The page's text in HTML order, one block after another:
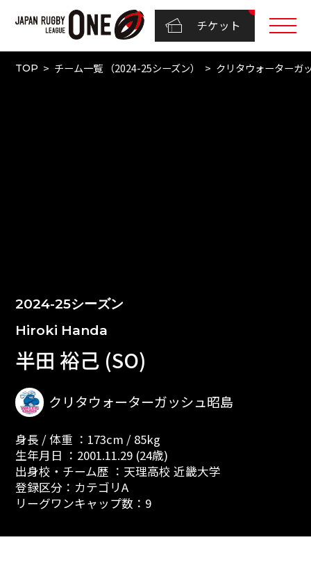
チケット
TOP チーム一覧 （2024-25シーズン） クリタウォーターガ
2024-25シーズン
Hiroki Handa
半田 裕己 (SO)
クリタウォーターガッシュ昭島
身長 / 体重 ：173cm / 85kg
生年月日 ：2001.11.29 (24歳)
出身校・チーム歴 ：天理高校 近畿大学
登録区分：カテゴリA
リーグワンキャップ数：9